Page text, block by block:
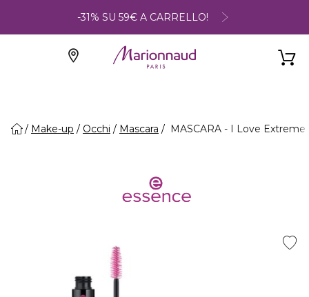
-31% SU 59€ A CARRELLO!
Make-up Occhi Mascara MASCARA - I Love